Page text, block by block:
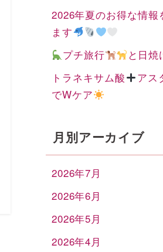
2026年夏のお得な情報
ます
プチ旅行
と日焼
トラネキサム酸
アス
でWケア
月別アーカイブ
2026年7月
2026年6月
2026年5月
2026年4月